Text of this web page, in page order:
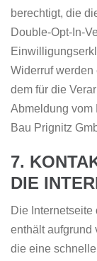
berechtigt, die
Double-Opt-In-
Widerruf
dem für die
Abmeldung vom
Bau Prignitz
7.
DIE
Die
enthält aufgrund
die eine